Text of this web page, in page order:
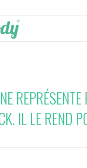
IL LE REND